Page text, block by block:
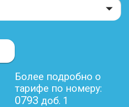
Более подробно о
тарифе по номеру:
0793 доб. 1